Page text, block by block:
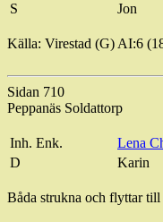
S
Jon
Källa: Virestad (G) AI:6
Sidan 710
Peppanäs Soldattorp
Inh. Enk. Lena
D
Karin
Båda strukna och flyttar till